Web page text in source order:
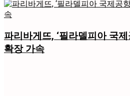
파리바게뜨, ‘필라델피아 국
확장 가속